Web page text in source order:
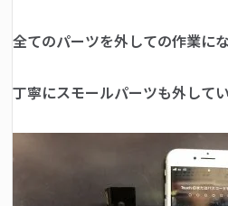
全てのパーツを外しての作業に
丁寧にスモールパーツも外して